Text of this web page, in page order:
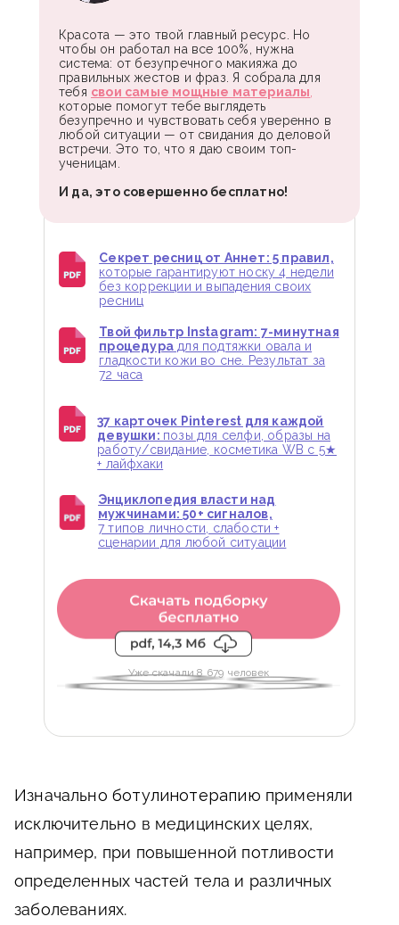
Красота — это твой главный ресурс. Но
чтобы он работал на все 100%, нужна
система: от безупречного макияжа до
правильных жестов и фраз. Я собрала для
тебя свои самые мощные материалы
которые помогут тебе выглядеть
безупречно и чувствовать себя уверенно в
любой ситуации — от свидания до деловой
встречи. Это то, что я даю своим топ-
ученицам.
И да, это совершенно бесплатно!
Секрет ресниц от Аннет: 5 правил,
которые гарантируют носку 4 недели
без коррекции и выпадения своих
ресниц
Твой фильтр Instagram: 7-минутная
процедурадля подтяжки овала и
гладкости кожи во сне. Результат за
72 часа
Уже скачали 8 679 человек
37 карточек Pinterest для каждой
девушки: позы для селфи, образы на
работу/свидание, косметика WB с 5★
+ лайфхаки
Энциклопедия власти над
мужчинами: 50+ сигналов,
7 типов личности, слабости +
сценарии для любой ситуации
Изначально ботулинотерапию применяли
исключительно в медицинских целях,
например, при повышенной потливости
определенных частей тела и различных
заболеваниях.